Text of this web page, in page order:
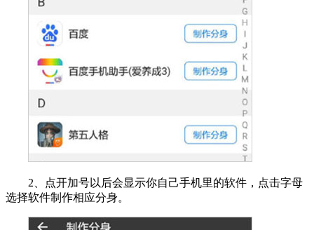
2、点开加号以后会显示你自己手机里的软件，点击字母
选择软件制作相应分身。